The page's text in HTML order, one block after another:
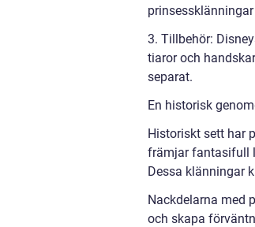
3. Tillbehör:
tiaror och
separat.
En historisk
Historiskt sett har
främjar fantasifull
Dessa klänningar
Nackdelarna med
och skapa